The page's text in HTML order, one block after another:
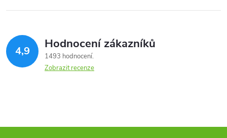
v
ý
s
4,9 Hodnocení zákazníků
1493 hodnocení
Zobrazit recenze